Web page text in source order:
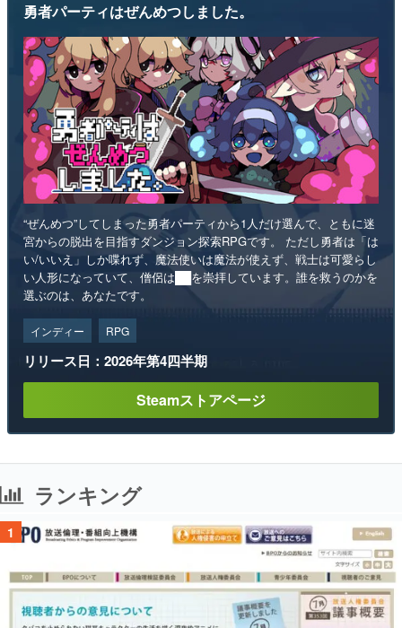
勇者パーティはぜんめつしました。
“ぜんめつ”してしまった勇者パーティから1人だけ選んで、ともに迷
宮からの脱出を目指すダンジョン探索RPGです。 ただし勇者は「は
い/いいえ」しか喋れず、魔法使いは魔法が使えず、戦士は可愛らし
い人形になっていて、僧侶は██を崇拝しています。誰を救うのかを
選ぶのは、あなたです。
インディー RPG
リリース日：2026年第4四半期
Steamストアページ
ランキング
1